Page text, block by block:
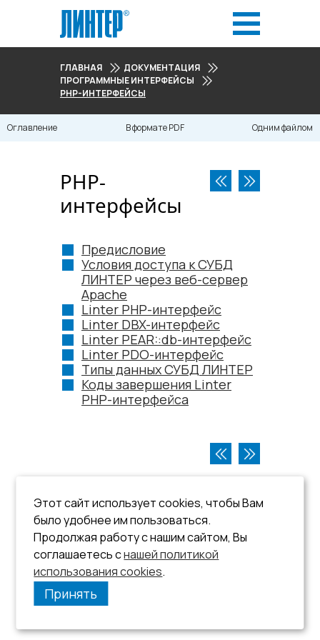
ГЛАВНАЯ
ДОКУМЕНТАЦИЯ
ПРОГРАММНЫЕ ИНТЕРФЕЙСЫ
PHP-ИНТЕРФЕЙСЫ
Оглавление В формате PDF Одним файлом
PHP-
интерфейсы
Предисловие
Условия доступа к СУБД
ЛИНТЕР через веб-сервер
Apache
Linter PHP-интерфейс
Linter DBX-интерфейс
Linter PEAR::db-интерфейс
Linter PDO-интерфейс
Типы данных СУБД ЛИНТЕР
Коды завершения Linter
PHP-интерфейса
Этот сайт использует cookies, чтобы Вам
было удобнее им пользоваться.
Продолжая работу с нашим сайтом, Вы
соглашаетесь снашей политикой
использования cookies.
Принять